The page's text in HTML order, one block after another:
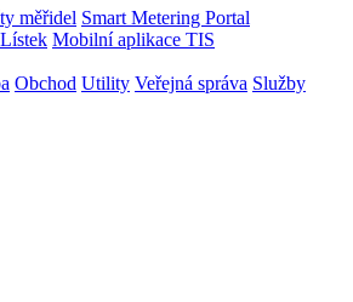
měřidel Smart Metering Portal
Mobilní aplikace TIS
Obchod Utility Veřejná správa Služby